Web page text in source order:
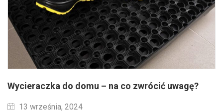
Wycieraczka do domu – na co zwrócić uwagę?
Wysłane
13 września, 2024